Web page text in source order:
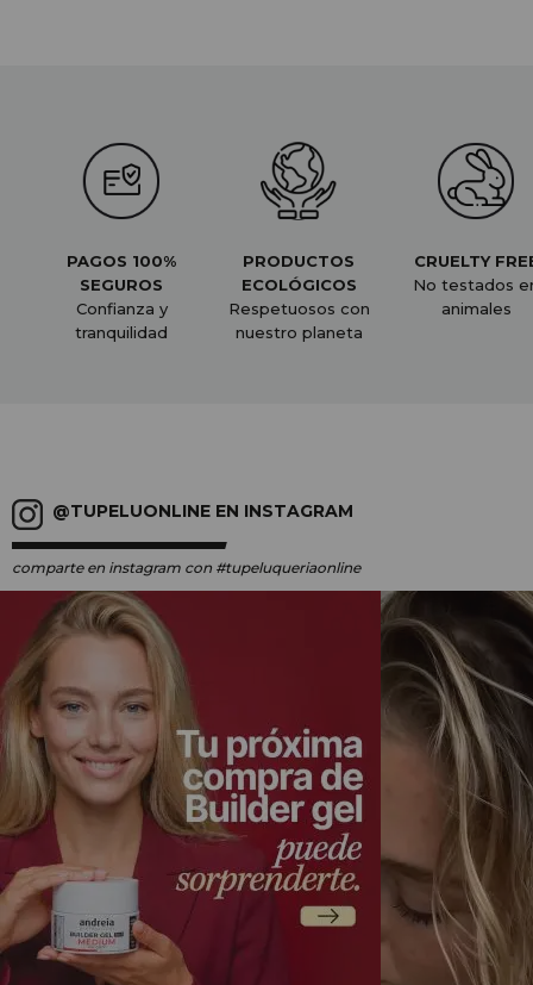
PAGOS 100%
SEGUROS
Confianza y
tranquilidad
PRODUCTOS
ECOLÓGICOS
Respetuosos con
nuestro planeta
CRUELTY
No testados
animales
@TUPELUONLINE EN INSTAGRAM
comparte en instagram con #tupeluqueriaonline